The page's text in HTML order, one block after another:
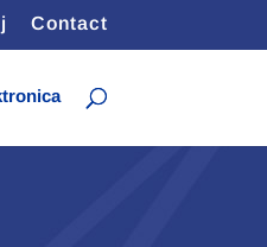
Contact